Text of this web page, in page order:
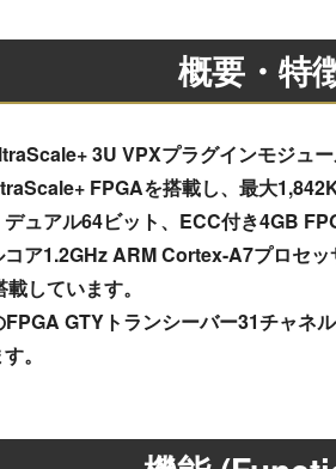
概要・特
3U VPXプラグインモジュ
FPGAを搭載し、最大
デュアル64ビット、ECC付き4GB
ア1.2GHz ARM Cortex-A7プロセ
しています。
GTYトランシーバー31チャネ
。